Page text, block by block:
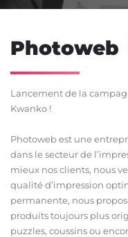
Photoweb
Lancement de la
Kwanko !
Photoweb est une
dans le secteur de
mieux nos clients, nous
qualité d’impression
permanente, nous
produits toujours plus
puzzles, coussins ou